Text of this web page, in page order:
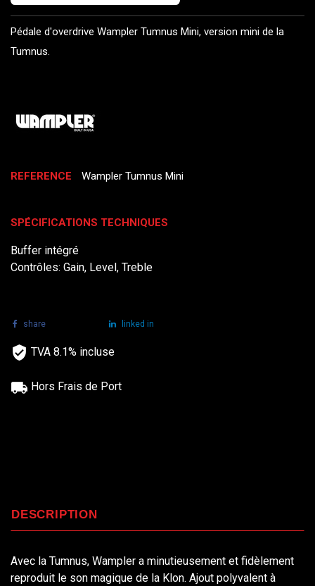
Pédale d'overdrive Wampler Tumnus Mini, version mini de la
Tumnus.
REFERENCE Wampler Tumnus Mini
SPÉCIFICATIONS TECHNIQUES
Buffer intégré
Contrôles: Gain, Level, Treble
share linked in
TVA 8.1% incluse
Hors Frais de Port
DESCRIPTION
Avec la Tumnus, Wampler a minutieusement et fidèlement
reproduit le son magique de la Klon. Ajout polyvalent à